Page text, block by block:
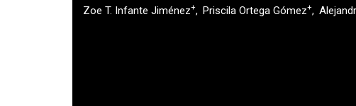
Zoe T. Infante Jiménez+ Priscila Ortega Gómez+